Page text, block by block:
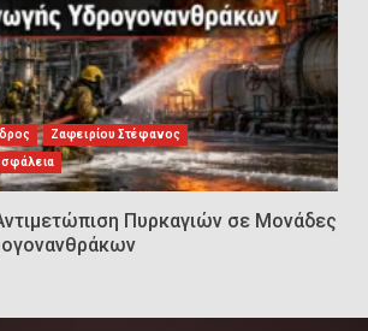
Sprinklers: Ο «αόρατος φύλακας
άγγελος» πάνω από το κεφάλι
μας
Η ελαφρότητα της τεχνικής
Ζαφειρίου Στέφανος
Πυρκαγιών σε Μονάδες